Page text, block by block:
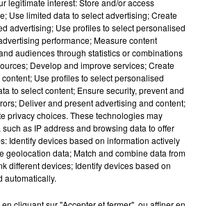
Le-Drole-de-Bruit-09.12-Lisa-
Use limited data to select advertising; Create
advertising; Use profiles to select personalised
performance; Measure content
audiences through statistics or combinations
Develop and improve services; Create
Use profiles to select personalised
to select content; Ensure security, prevent and
Deliver and present advertising and content;
privacy choices. These technologies may
as IP address and browsing data to offer
Identify devices based on information actively
geolocation data; Match and combine data from
different devices; Identify devices based on
automatically.